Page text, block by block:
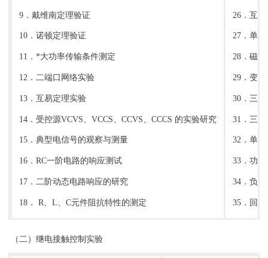
9．戴维南定理验证
10．诺顿定理验证
11．*大功率传输条件测定
12．二端口网络实验
13．互易定理实验
14．受控源VCVS、VCCS、CCVS、CCCS 的实验研究
15．典型电信号的观察与测量
16．RC一阶电路的响应测试
17．二阶动态电路响应的研究
18． R、L、C元件阻抗特性的测定
26．互
27．单
28．磁
29．变
30．三
31．三
32．单
33．功
34．负
35．回
（二）继电接触控制实验